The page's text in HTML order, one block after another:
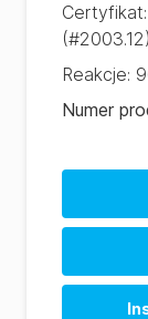
Certyfikat:
(#2003.12)
Reakcje:
Numer